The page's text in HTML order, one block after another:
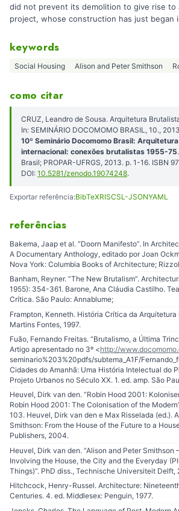
did not prevent its demolition to give rise to
project, whose construction has just began
keywords
Social Housing Alison and Peter Smithson
como citar
CRUZ, Leandro de Sousa. Arquitetura
In: SEMINÁRIO DOCOMOMO BRASIL, 10.,
10º Seminário Docomomo Brasil:
internacional: conexões brutalistas 1955-75
Brasil; PROPAR-UFRGS, 2013. p. 1-16. ISBN
DOI: 10.5281/zenodo.19074248.
Exportar referência:BibTeXRISCSL-JSONYAML
referências
Bakema, Jaap et al. “Doorn Manifesto”. In
A Documentary Anthology, editado por Joan
Nova York: Columbia Books of Architecture;
Banham, Reyner. “The New Brutalism”.
1955): 354-361. Barone, Ana Cláudia Castilho.
Crítica. São Paulo: Annablume;
Frampton, Kenneth. História Crítica da
Martins Fontes, 1997.
Fuão, Fernando Freitas. “Brutalismo, a Última
Artigo apresentado no 3º <http://
seminario%203%20pdfs/subtema_A1F/
Cidades do Amanhã: Uma História Intelectual do
Projeto Urbanos no Século XX. 1. ed. amp. São
Heuvel, Dirk van den. “Robin Hood 2001:
Robin Hood 2001: The Colonisation of the
103. Heuvel, Dirk van den e Max Risselada (ed.).
Smithson: From the House of the Future to a
Publishers, 2004.
Heuvel, Dirk van den. “Alison and Peter Smithson
Involving the House, the City and the Everyday
Things)”. PhD diss., Technische Universiteit Delft,
Hitchcock, Henry-Russel. Architecture:
Centuries. 4. ed. Middlesex: Penguin, 1977.